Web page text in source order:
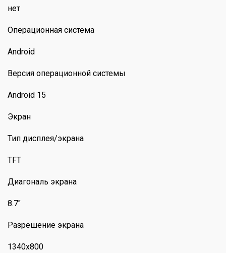
нет
Операционная система
Android
Версия операционной системы
Android 15
Экран
Тип дисплея/экрана
TFT
Диагональ экрана
8.7"
Разрешение экрана
1340x800